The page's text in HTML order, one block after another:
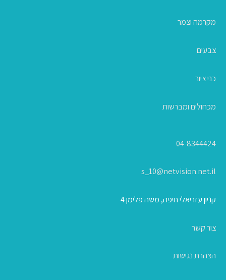
מקרמה וצמר
צבעים
כני ציור
מכחולים ומברשות
04-8344424
s_10@netvision.net.il
קניון עזריאלי חיפה, משה פלימן 4
צור קשר
הצהרת נגישות